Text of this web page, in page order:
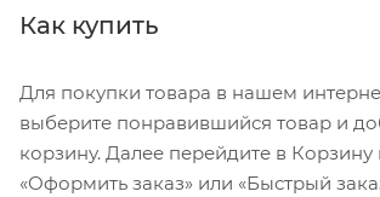
Как купить
Для покупки товара в нашем
выберите понравившийся товар и
корзину. Далее перейдите в
«Оформить заказ» или «Быстрый